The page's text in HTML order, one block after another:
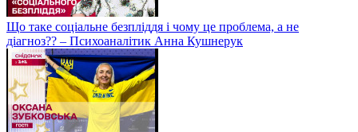
Що таке соціальне безпліддя і чому це проблема, а не
діагноз?? – Психоаналітик Анна Кушнерук